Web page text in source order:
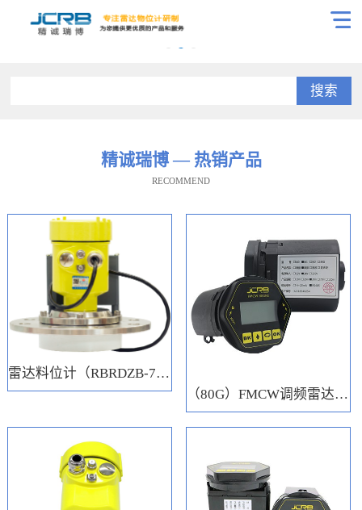
搜索
精诚瑞博 — 热销产品
RECOMMEND
雷达料位计（RBRDZB-71-6-C）
（80G）FMCW调频雷达电子模块